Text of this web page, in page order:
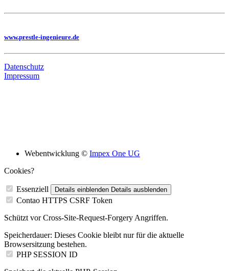
www.prestle-ingenieure.de
Datenschutz
Impressum
Webentwicklung © Impex One UG
Cookies?
Essenziell Details einblenden Details ausblenden
Contao HTTPS CSRF Token
Schützt vor Cross-Site-Request-Forgery Angriffen.
Speicherdauer: Dieses Cookie bleibt nur für die aktuelle
Browsersitzung bestehen.
PHP SESSION ID